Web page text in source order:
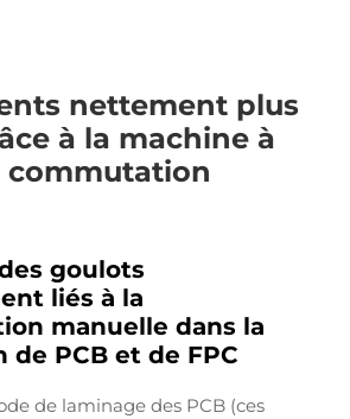
nettement plus
à la machine à
commutation
goulots
liés à la
manuelle dans la
PCB et de FPC
de laminage des PCB (ces